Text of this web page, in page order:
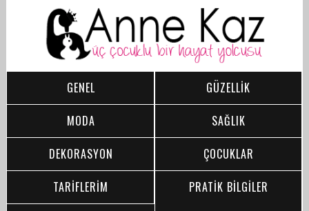
GENEL
GÜZELLİK
MODA
SAĞLIK
DEKORASYON
ÇOCUKLAR
TARİFLERİM
PRATİK BİLGİLER